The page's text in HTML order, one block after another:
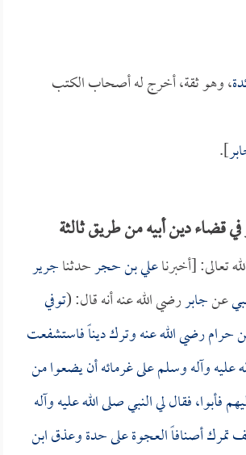
، وهو ثقة، أخرج له أصحاب الكتب
].
دين أبيه من طريق ثالثة
تعالى: [أخبرناعلي بن حجرحدثناجرير
عنجابررضي الله عنه أنه قال: (توفي
حرامرضي الله عنه وترك ديناً فاستشفعت
عليه وآله وسلم على غرمائه أن يضعوا من
فأبوا، فقال لي النبي صلى الله عليه وآله
أصنافاً العجوة على حدة وعذق ابن